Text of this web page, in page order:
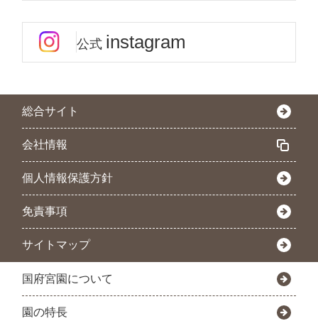
公式 instagram
総合サイト
会社情報
個人情報保護方針
免責事項
サイトマップ
国府宮園について
園の特長